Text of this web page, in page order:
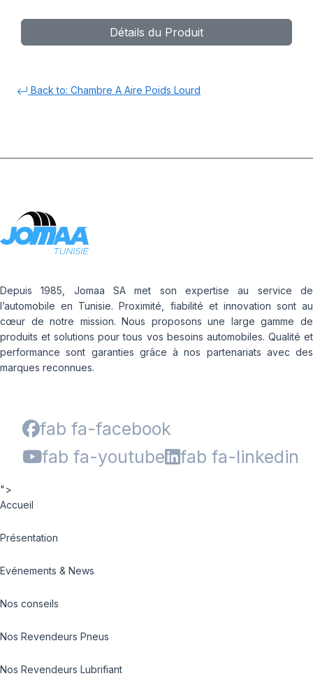
Détails du Produit
Back to: Chambre A Aire Poids Lourd
Depuis 1985, Jomaa SA met son expertise au service de
l’automobile en Tunisie. Proximité, fiabilité et innovation sont au
cœur de notre mission. Nous proposons une large gamme de
produits et solutions pour tous vos besoins automobiles. Qualité et
performance sont garanties grâce à nos partenariats avec des
marques reconnues.
fab fa-facebook
fab fa-youtube
fab fa-linkedin
">
Accueil
Présentation
Evénements & News
Nos conseils
Nos Revendeurs Pneus
Nos Revendeurs Lubrifiant